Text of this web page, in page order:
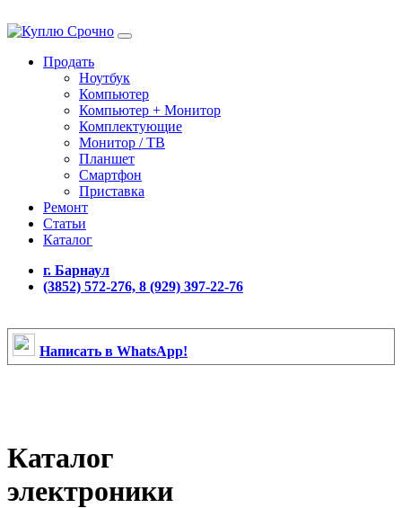
Продать
Ноутбук
Компьютер
Компьютер + Монитор
Комплектующие
Монитор / ТВ
Планшет
Смартфон
Приставка
Ремонт
Статьи
Каталог
г. Барнаул
(3852) 572-276, 8 (929) 397-22-76
Написать в WhatsApp!
Каталог
электроники